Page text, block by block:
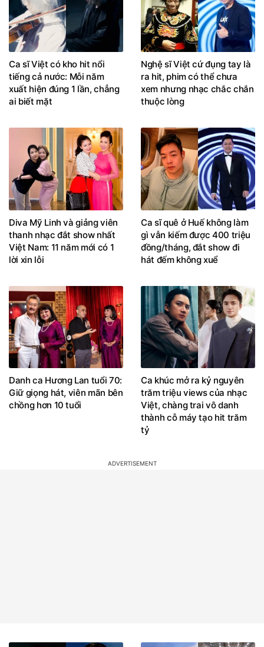
Ca sĩ Việt có kho hit nổi
tiếng cả nước: Mỗi năm
xuất hiện đúng 1 lần, chẳng
ai biết mặt
Nghệ sĩ Việt cứ đụng tay là
ra hit, phim có thể chưa
xem nhưng nhạc chắc chắn
thuộc lòng
Diva Mỹ Linh và giảng viên
thanh nhạc đắt show nhất
Việt Nam: 11 năm mới có 1
lời xin lỗi
Ca sĩ quê ở Huế không làm
gì vẫn kiếm được 400 triệu
đồng/tháng, đắt show đi
hát đếm không xuể
Danh ca Hương Lan tuổi 70:
Giữ giọng hát, viên mãn bên
chồng hơn 10 tuổi
Ca khúc mở ra kỷ nguyên
trăm triệu views của nhạc
Việt, chàng trai vô danh
thành cỗ máy tạo hit trăm
tỷ